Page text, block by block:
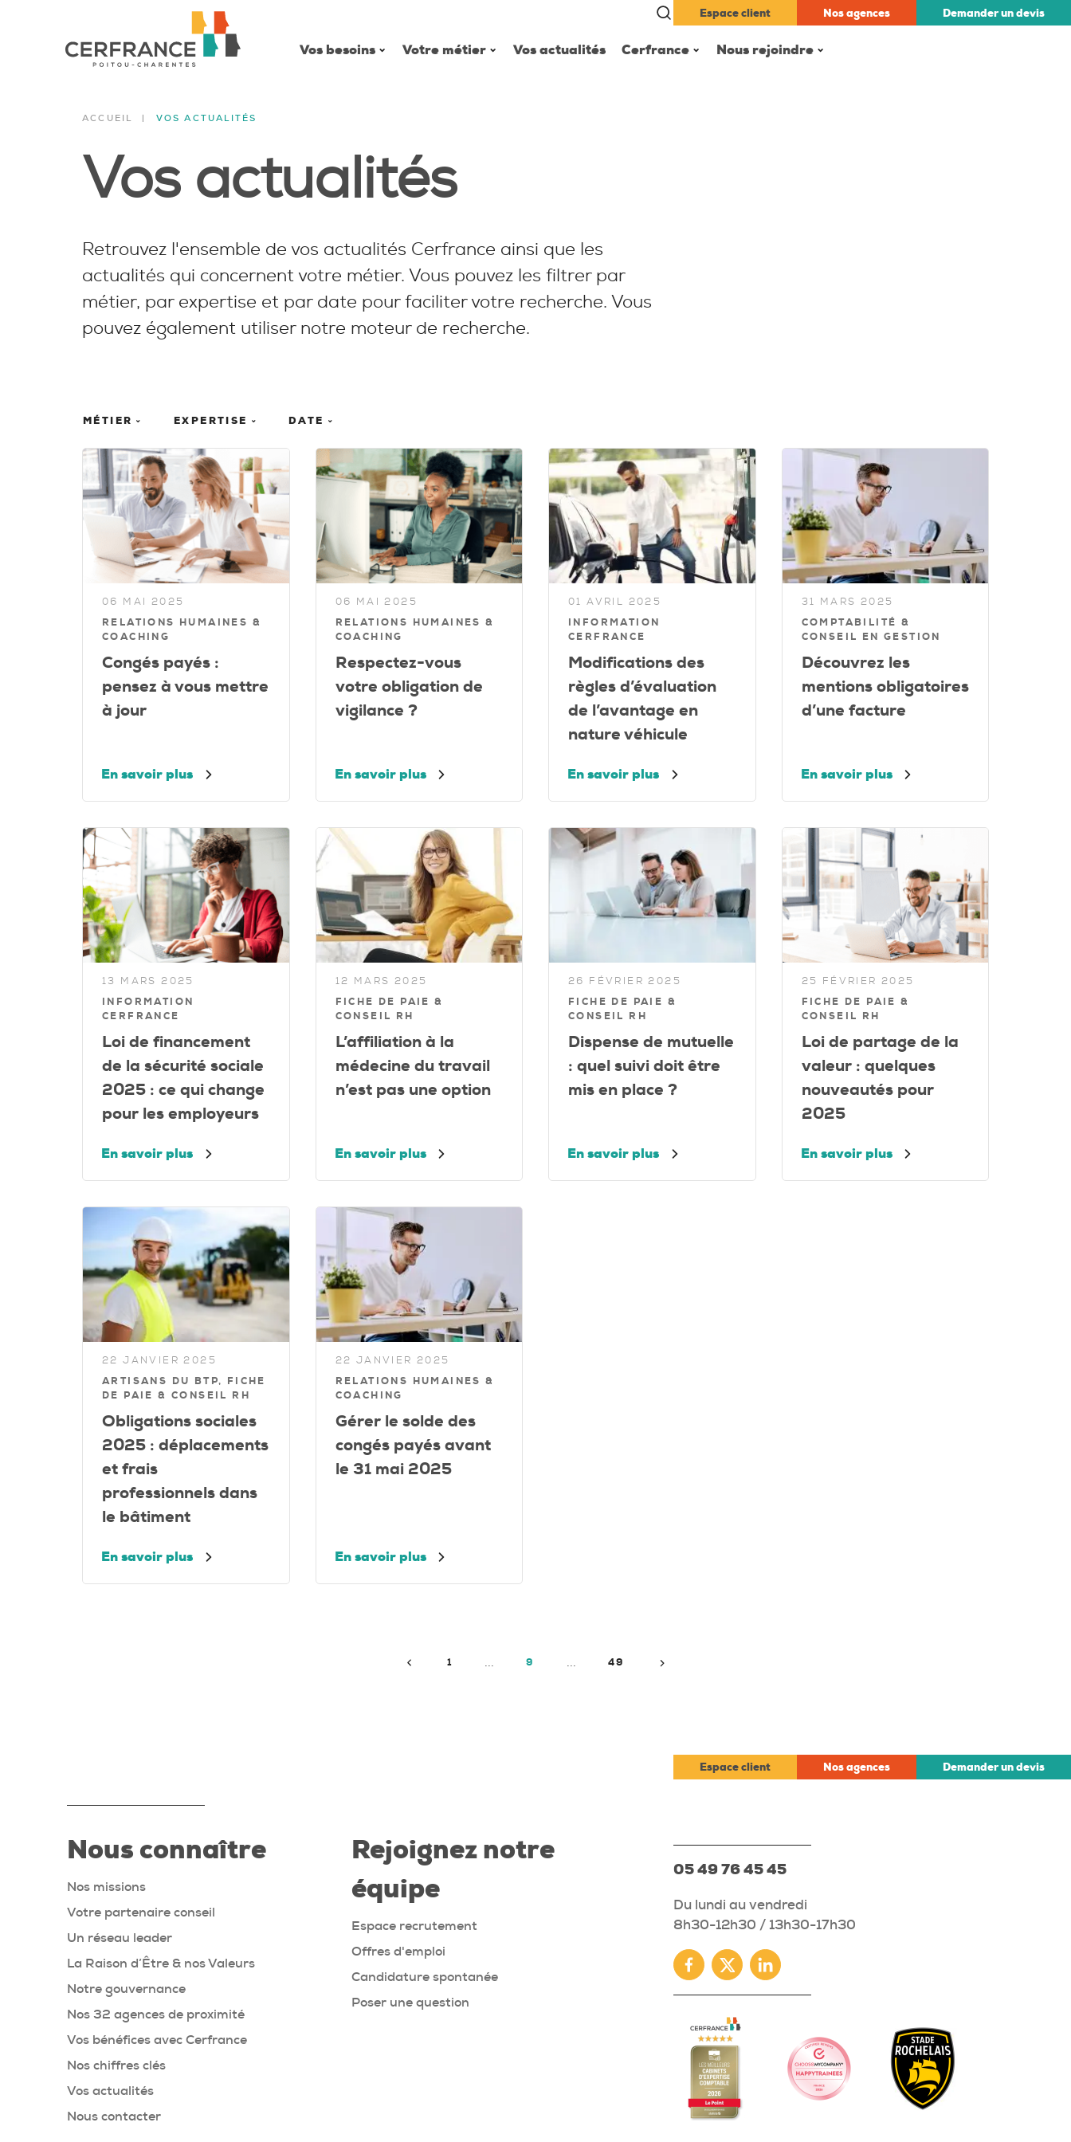
Vos besoins Votre métier Vos actualités Cerfrance Nous rejoindre
Espace client Nosagences Demander undevis
ACCUEIL VOS ACTUALITÉS
Vos actualités
Retrouvez l'ensemble de vos actualités Cerfrance ainsi que les
actualités qui concernent votre métier. Vous pouvez les filtrer par
métier, par expertise et par date pour faciliter votre recherche. Vous
pouvez également utiliser notre moteur de recherche.
MÉTIER EXPERTISE DATE
06 MAI 2025
RELATIONS HUMAINES &
COACHING
Congés payés :
pensez à vous mettre
à jour
En savoir plus
06 MAI 2025
RELATIONS HUMAINES &
COACHING
Respectez-vous
votre obligation de
vigilance ?
En savoir plus
01 AVRIL 2025
INFORMATION
CERFRANCE
Modifications des
règles d’évaluation
de l’avantage en
nature véhicule
En savoir plus
31 MARS 2025
COMPTABILITÉ &
CONSEIL EN GESTION
Découvrez les
mentions obligatoires
d’une facture
En savoir plus
13 MARS 2025
INFORMATION
CERFRANCE
Loi de financement
de la sécurité sociale
2025 : ce qui change
pour les employeurs
En savoir plus
12 MARS 2025
FICHE DE PAIE &
CONSEIL RH
L’affiliation à la
médecine du travail
n’est pas une option
En savoir plus
26 FÉVRIER 2025
FICHE DE PAIE &
CONSEIL RH
Dispense de mutuelle
: quel suivi doit être
mis en place ?
En savoir plus
25 FÉVRIER 2025
FICHE DE PAIE &
CONSEIL RH
Loi de partage de la
valeur : quelques
nouveautés pour
2025
En savoir plus
22 JANVIER 2025
ARTISANS DU BTP, FICHE
DE PAIE & CONSEIL RH
Obligations sociales
2025 : déplacements
et frais
professionnels dans
le bâtiment
En savoir plus
22 JANVIER 2025
RELATIONS HUMAINES &
COACHING
Gérer le solde des
congés payés avant
le 31 mai 2025
En savoir plus
Précédent
1 9 49 Suivant
Espace client Nos agences Demander un devis
Nous connaître
Nos missions
Votre partenaire conseil
Un réseau leader
La Raison d’Être & nos Valeurs
Notre gouvernance
Nos 32 agences de proximité
Vos bénéfices avec Cerfrance
Nos chiffres clés
Vos actualités
Nous contacter
Rejoignez notre
équipe
Espace recrutement
Offres d'emploi
Candidature spontanée
Poser une question
05 49 76 45 45
Du lundi au vendredi
8h30-12h30 / 13h30-17h30
Facebook
TwitterLinkedin